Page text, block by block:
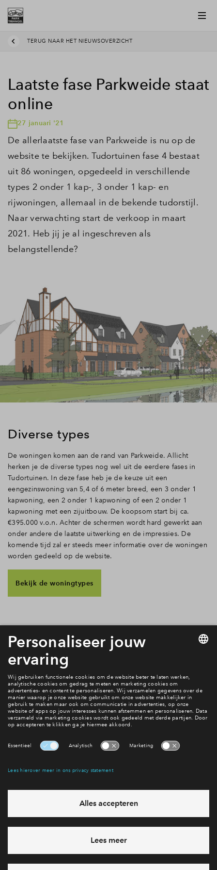
TERUG NAAR HET NIEUWSOVERZICHT
Laatste fase Parkweide staat
online
27 januari '21
De allerlaatste fase van Parkweide is nu op de
website te bekijken. Tudortuinen fase 4 bestaat
uit 86 woningen, opgedeeld in verschillende
types 2 onder 1 kap-, 3 onder 1 kap- en
rijwoningen, allemaal in de bekende tudorstijl.
Naar verwachting start de verkoop in maart
2021. Heb jij je al ingeschreven als
belangstellende?
Diverse types
De woningen komen aan de rand van Parkweide. Allicht
herken je de diverse types nog wel uit de eerdere fases in
Tudortuinen. In deze fase heb je de keuze uit een
eengezinswoning van 5,4 of 6 meter breed, een 3 onder 1
kapwoning, een 2 onder 1 kapwoning of een 2 onder 1
kapwoning met een zijuitbouw. De koopsom start bij ca.
€395.000 v.o.n. Achter de schermen wordt hard gewerkt aan
onder andere de laatste uitwerking en de impressies. De
komende tijd zal er steeds meer informatie over de woningen
worden gedeeld op de website.
Bekijk de woningtypes
Meld je aan
Heb je al je favoriete type gevonden in Tudortuinen fase 4 en
wil je niets missen? Laat dan je gegevens achter bij jouw
favoriet. Zodra er meer informatie is sturen we je een e-
mailnieuwsbrief.
Heb je een vraag en wil je direct antwoord? Bel ons op
feestdagen)
vandaag gesloten, maandag zijn we vanaf
bereikbaar
via telefoon